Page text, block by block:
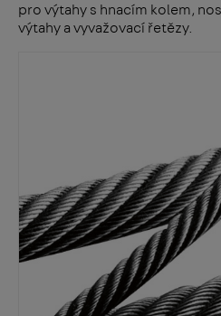
pro výtahy s hnacím kolem,
výtahy a vyvažovací řetězy.